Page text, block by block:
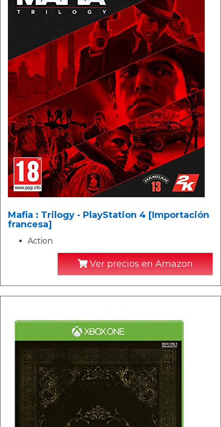
Mafia : Trilogy - PlayStation 4 [Importación
francesa]
Action
Ver precios en Amazon